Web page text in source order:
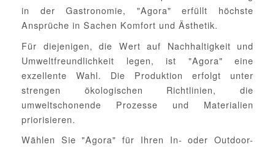
in der Gastronomie, "Agora" erfüllt höchste
Ansprüche in Sachen Komfort und Ästhetik.
Für diejenigen, die Wert auf Nachhaltigkeit und
Umweltfreundlichkeit legen, ist "Agora" eine
exzellente Wahl. Die Produktion erfolgt unter
strengen ökologischen Richtlinien, die
umweltschonende Prozesse und Materialien
priorisieren.
Wählen Sie "Agora" für Ihren In- oder Outdoor-